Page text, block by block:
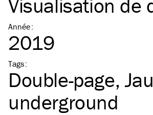
Visualisation de
Année:
2019
Tags:
Double-page
underground